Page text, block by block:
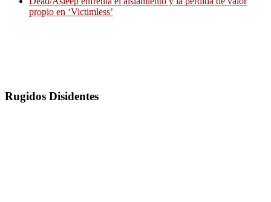
propio en ‘Victimless’
Rugidos Disidentes